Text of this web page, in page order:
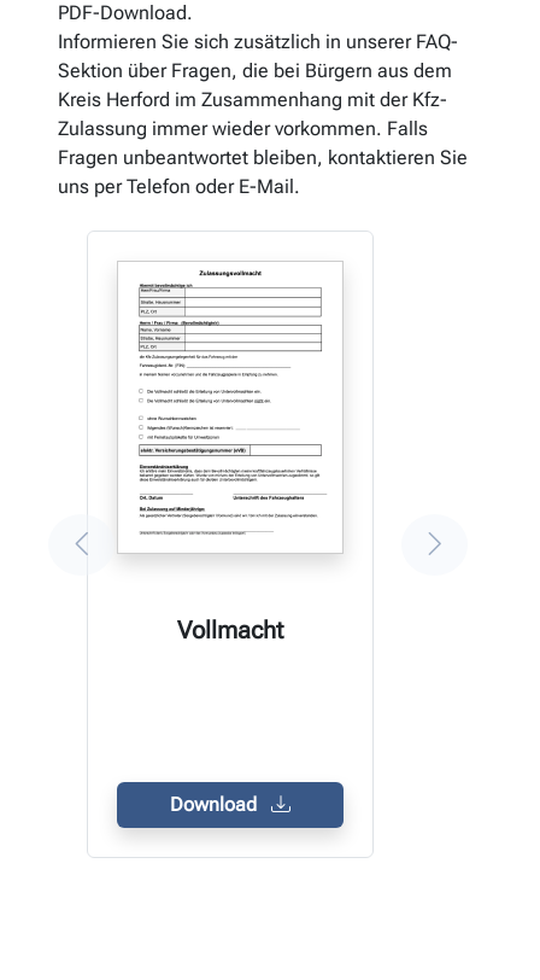
PDF-Download.
Informieren Sie sich zusätzlich in unserer FAQ-
Sektion über Fragen, die bei Bürgern aus dem
Kreis Herford im Zusammenhang mit der Kfz-
Zulassung immer wieder vorkommen. Falls
Fragen unbeantwortet bleiben, kontaktieren Sie
uns per Telefon oder E-Mail.
Vollmacht
Download